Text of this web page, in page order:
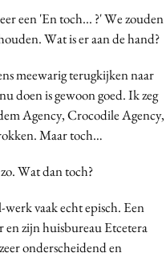
een 'En toch... ?' We zouden
Wat is er aan de hand?
meewarig terugkijken naar
doen is gewoon goed. Ik zeg
Agency, Crocodile Agency,
Maar toch…
Wat dan toch?
vaak echt episch. Een
zijn huisbureau Etcetera
onderscheidend en